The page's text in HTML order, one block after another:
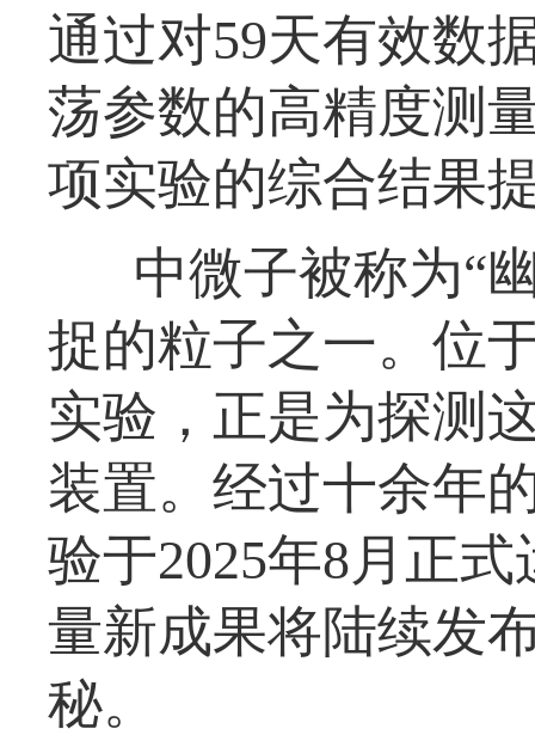
通过对59天有效数
荡参数的高精度测
项实验的综合结果
中微子被称为“
捉的粒子之一。位
实验，正是为探测
装置。经过十余年
验于2025年8月正
量新成果将陆续发
秘。